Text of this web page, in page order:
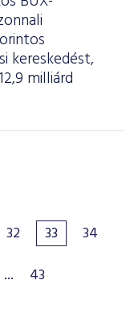
kereskedést,
milliárd
32 33
34
... 43